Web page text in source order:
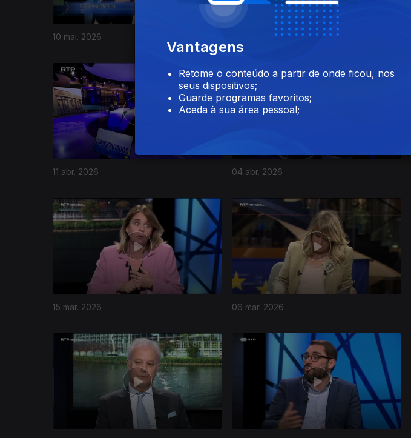
10 mai. 2026 02 mai. 2026
11 abr. 2026 04 abr. 2026
15 mar. 2026 06 mar. 2026
910523
Vantagens
Retome o conteúdo a partir de onde ficou, nos
seus dispositivos;
Guarde programas favoritos;
Aceda à sua área pessoal;